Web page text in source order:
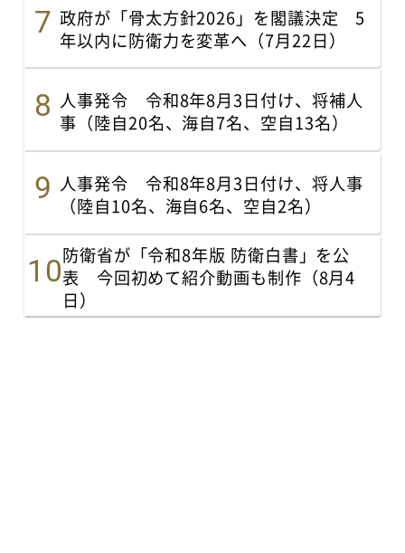
政府が「骨太方針2026」を閣議決定 5
年以内に防衛力を変革へ（7月22日）
人事発令 令和8年8月3日付け、将補人
事（陸自20名、海自7名、空自13名）
人事発令 令和8年8月3日付け、将人事
（陸自10名、海自6名、空自2名）
防衛省が「令和8年版 防衛白書」を公
表 今回初めて紹介動画も制作（8月4
日）